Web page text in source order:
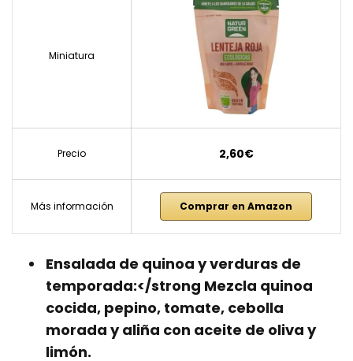
Miniatura
Precio 2,60€
Más información Comprar en Amazon
Ensalada de quinoa y verduras de
temporada:</strong Mezcla quinoa
cocida, pepino, tomate, cebolla
morada y aliña con aceite de oliva y
limón.